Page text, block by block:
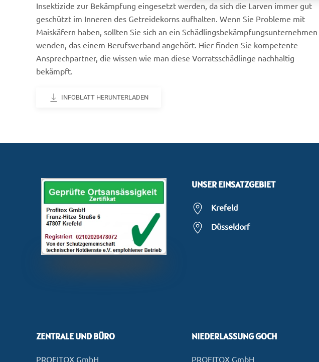
Insektizide zur Bekämpfung eingesetzt werden, da sich die Larven immer gut
geschützt im Inneren des Getreidekorns aufhalten. Wenn Sie Probleme mit
Maiskäfern haben, sollten Sie sich an ein Schädlingsbekämpfungsunternehmen
wenden, das einem Berufsverband angehört. Hier finden Sie kompetente
Ansprechpartner, die wissen wie man diese Vorratsschädlinge nachhaltig
bekämpft.
INFOBLATT HERUNTERLADEN
UNSER EINSATZGEBIET
Krefeld
Düsseldorf
ZENTRALE UND BÜRO
PROFITOX GmbH
NIEDERLASSUNG GOCH
PROFITOX GmbH